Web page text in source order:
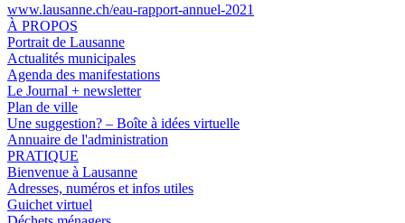
www.lausanne.ch/eau-rapport-annuel-2021
À PROPOS
Portrait de Lausanne
Actualités municipales
Agenda des manifestations
Le Journal + newsletter
Plan de ville
Une suggestion? – Boîte à idées virtuelle
Annuaire de l'administration
PRATIQUE
Bienvenue à Lausanne
Adresses, numéros et infos utiles
Guichet virtuel